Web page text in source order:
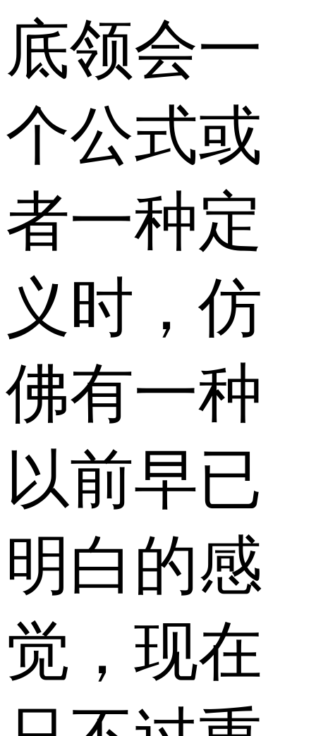
底领会一
个公式或
者一种定
义时，仿
佛有一种
以前早已
明白的感
觉，现在